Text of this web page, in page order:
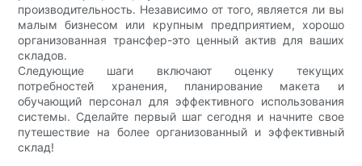
производительность. Независимо от того, является ли вы
малым бизнесом или крупным предприятием, хорошо
организованная трансфер-это ценный актив для ваших
складов.
Следующие шаги включают оценку текущих
потребностей хранения, планирование макета и
обучающий персонал для эффективного использования
системы. Сделайте первый шаг сегодня и начните свое
путешествие на более организованный и эффективный
склад!